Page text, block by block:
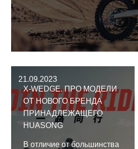
21.09.2023
X-WEDGE. ПРО МОДЕЛИ
ОТ НОВОГО БРЕНДА
ПРИНАДЛЕЖАЩЕГО
HUASONG
В отличие от большинства